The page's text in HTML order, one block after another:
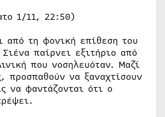
1/11, 22:50)
από τη φονική επίθεση του
παίρνει εξιτήριο από
που νοσηλευόταν. Μαζί
προσπαθούν να ξαναχτίσουν
να φαντάζονται ότι ο